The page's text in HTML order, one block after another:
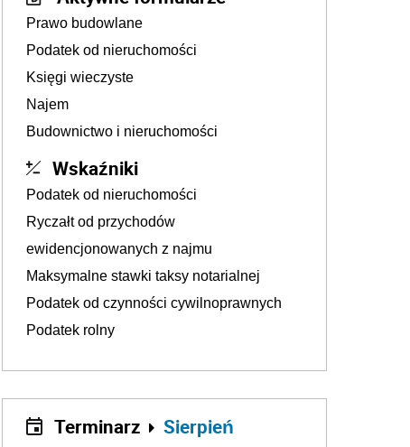
Prawo budowlane
Podatek od nieruchomości
Księgi wieczyste
Najem
Budownictwo i nieruchomości
Wskaźniki
Podatek od nieruchomości
Ryczałt od przychodów
ewidencjonowanych z najmu
Maksymalne stawki taksy notarialnej
Podatek od czynności cywilnoprawnych
Podatek rolny
Terminarz Sierpień